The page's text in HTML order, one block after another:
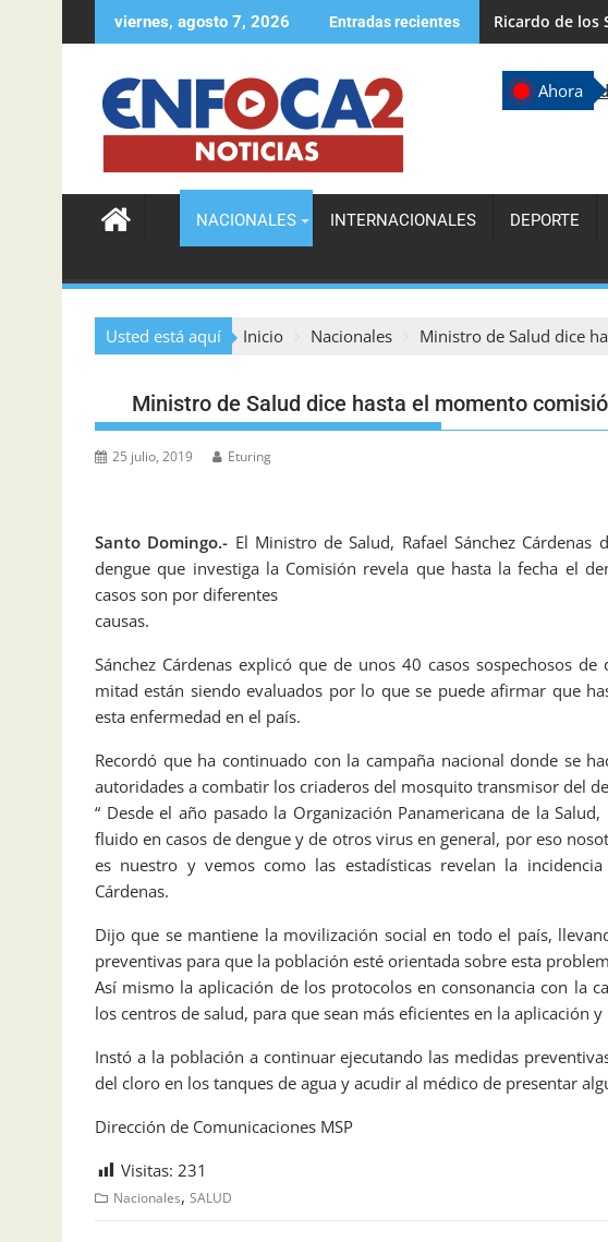
viernes, agosto 7, 2026 Entradas recientes República
Ahora
Agente de la DIGESETT ayuda a localizar a mujer
NACIONALES INTERNACIONALES DEPORTE
Usted está aquí Inicio Nacionales Ministro de Salud dice
Ministro de Salud dice hasta el momento
25 julio, 2019 Eturing
Santo Domingo.- El Ministro de Salud, Rafael Sánchez
dengue que investiga la Comisión revela que hasta la fecha el
casos son por diferentes
causas.
Sánchez Cárdenas explicó que de unos 40 casos sospechosos
mitad están siendo evaluados por lo que se puede afirmar que
esta enfermedad en el país.
Recordó que ha continuado con la campaña nacional donde se
autoridades a combatir los criaderos del mosquito transmisor del
“ Desde el año pasado la Organización Panamericana de la
fluido en casos de dengue y de otros virus en general, por eso
es nuestro y vemos como las estadísticas revelan la
Cárdenas.
Dijo que se mantiene la movilización social en todo el país,
preventivas para que la población esté orientada sobre esta
Así mismo la aplicación de los protocolos en consonancia con la
los centros de salud, para que sean más eficientes en la aplicación
Instó a la población a continuar ejecutando las medidas
del cloro en los tanques de agua y acudir al médico de presentar
Dirección de Comunicaciones MSP
Visitas: 231
Nacionales, SALUD